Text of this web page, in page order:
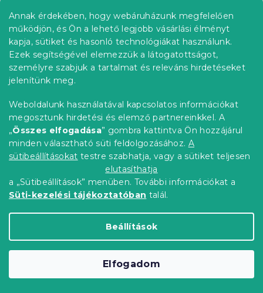
Annak érdekében, hogy webáruházunk megfelelően
működjön, és Ön a lehető legjobb vásárlási élményt
kapja, sütiket és hasonló technológiákat használunk.
Ezek segítségével elemezzük a látogatottságot,
személyre szabjuk a tartalmat és releváns hirdetéseket
jelenítünk meg.
Weboldalunk használatával kapcsolatos információkat
megosztunk hirdetési és elemző partnereinkkel. A
„Összes elfogadása” gombra kattintva Ön hozzájárul
minden választható süti feldolgozásához. A
sütibeállításokat testre szabhatja, vagy a sütiket teljesen
elutasíthatja
a „Sütibeállítások” menüben. További információkat a
Süti-kezelési tájékoztatóban talál.
Beállítások
Elfogadom
A legfontosabb előnyök a bizonytalanság
megszüntetése, az áruvisszaküldéssel járó
időmegtakarítás és az elhelyezéssel való bátor
kísérletezés lehetősége. Láthatja, hogyan illenek a
kiválasztott kiegészítők az Ön stílusához, és miként
teszik teljessé otthona atmoszféráját, még mielőtt
megvásárolná őket.
Információ az Ön számára
Rendelés követése
Szállítási lehetőségek
Reklamáció és áruvisszaküldés
Elérhetőség
Általános szerződési feltételek
Adatvédelmi nyilatkozat
Blog